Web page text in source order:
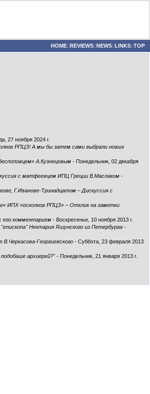
HOME::REVIEWS::NEWS::LINKS::TOP
27 ноября 2024 г.
РПЦЗ! А мы бы затем сами выбрали новых
А.Кузнецовым - Понедельник, 02 декабря
с матфеевцем ИПЦ Греции В.Маслаком -
Г.Иванове-Тринадцатом – Дискуссия с
ИПХ «осколков РПЦЗ» – Отклик на заметки
его комментарием - Воскресенье, 10 ноября 2013 г.
Нектария Яшунского из Петербурга -
Георгиевского - Суббота, 23 февраля 2013
архиерей?"- Понедельник, 21 января 2013 г.